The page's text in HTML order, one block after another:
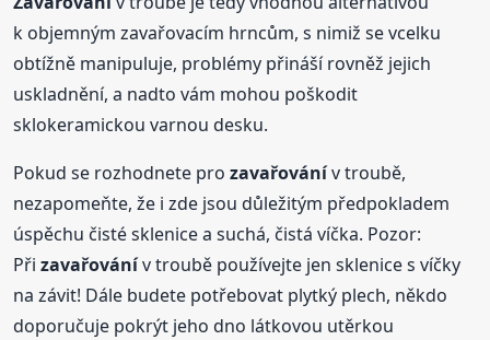
k objemným zavařovacím hrncům, s nimiž se vcelku
obtížně manipuluje, problémy přináší rovněž jejich
uskladnění, a nadto vám mohou poškodit
sklokeramickou varnou desku.
Pokud se rozhodnete prozavařovánív troubě,
nezapomeňte, že i zde jsou důležitým předpokladem
úspěchu čisté sklenice a suchá, čistá víčka. Pozor:
Přizavařovánív troubě používejte jen sklenice s víčky
na závit! Dále budete potřebovat plytký plech, někdo
doporučuje pokrýt jeho dno látkovou utěrkou